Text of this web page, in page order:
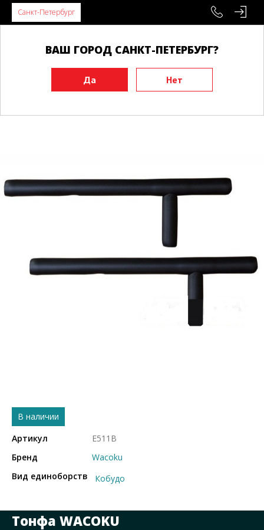
Санкт-Петербург
ВАШ ГОРОД САНКТ-ПЕТЕРБУРГ?
Инвентарь
Тренировочные макеты
Тонфа WACOKU
В наличии
Артикул
E511B
Бренд
Wacoku
Вид единоборств
Кобудо
Тонфа WACOKU